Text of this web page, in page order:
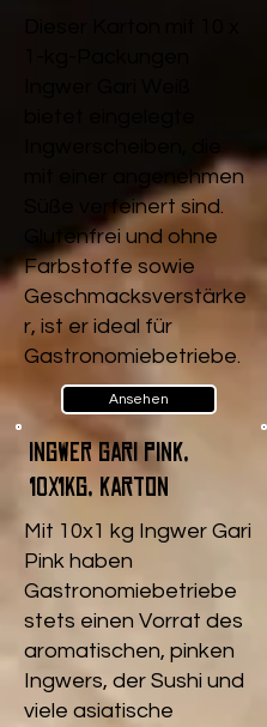
Ingwerscheiben, die
mit einer angenehmen
Süße verfeinert sind.
Glutenfrei und ohne
Farbstoffe sowie
Geschmacksverstärke
r, ist er ideal für
Gastronomiebetriebe.
Ansehen
Ingwer Gari pink,
10x1kg, Karton
Mit 10x1 kg Ingwer Gari
Pink haben
Gastronomiebetriebe
stets einen Vorrat des
aromatischen, pinken
Ingwers, der Sushi und
viele asiatische